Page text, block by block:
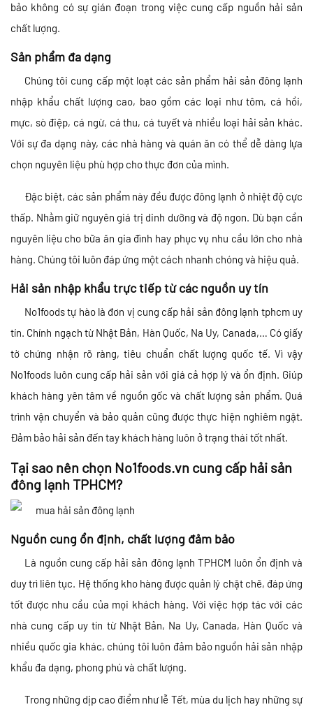
bảo không có sự gián đoạn trong việc cung cấp nguồn hải sản
chất lượng.
Sản phẩm đa dạng
Chúng tôi cung cấp một loạt các sản phẩm hải sản đông lạnh
nhập khẩu chất lượng cao, bao gồm các loại như tôm, cá hồi,
mực, sò điệp, cá ngừ, cá thu, cá tuyết và nhiều loại hải sản khác.
Với sự đa dạng này, các nhà hàng và quán ăn có thể dễ dàng lựa
chọn nguyên liệu phù hợp cho thực đơn của mình.
Đặc biệt, các sản phẩm này đều được đông lạnh ở nhiệt độ cực
thấp. Nhằm giữ nguyên giá trị dinh dưỡng và độ ngon. Dù bạn cần
nguyên liệu cho bữa ăn gia đình hay phục vụ nhu cầu lớn cho nhà
hàng. Chúng tôi luôn đáp ứng một cách nhanh chóng và hiệu quả.
Hải sản nhập khẩu trực tiếp từ các nguồn uy tín
No1foods tự hào là đơn vị cung cấp hải sản đông lạnh tphcm uy
tín. Chính ngạch từ Nhật Bản, Hàn Quốc, Na Uy, Canada,… Có giấy
tờ chứng nhận rõ ràng, tiêu chuẩn chất lượng quốc tế. Vì vậy
No1foods luôn cung cấp hải sản với giá cả hợp lý và ổn định. Giúp
khách hàng yên tâm về nguồn gốc và chất lượng sản phẩm. Quá
trình vận chuyển và bảo quản cũng được thực hiện nghiêm ngặt.
Đảm bảo hải sản đến tay khách hàng luôn ở trạng thái tốt nhất.
Tại sao nên chọn No1foods.vn cung cấp hải sản
đông lạnh TPHCM?
Nguồn cung ổn định, chất lượng đảm bảo
Là nguồn cung cấp hải sản đông lạnh TPHCM luôn ổn định và
duy trì liên tục. Hệ thống kho hàng được quản lý chặt chẽ, đáp ứng
tốt được nhu cầu của mọi khách hàng. Với việc hợp tác với các
nhà cung cấp uy tín từ Nhật Bản, Na Uy, Canada, Hàn Quốc và
nhiều quốc gia khác, chúng tôi luôn đảm bảo nguồn hải sản nhập
khẩu đa dạng, phong phú và chất lượng.
Trong những dịp cao điểm như lễ Tết, mùa du lịch hay những sự